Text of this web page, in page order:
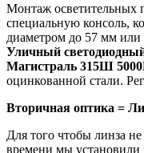
Монтаж осветительных
специальную консоль,
диаметром до 57 мм или
Уличный
Магистраль 315Ш
оцинкованной стали.
Вторичная оптика =
Для того чтобы линза
времени мы установили